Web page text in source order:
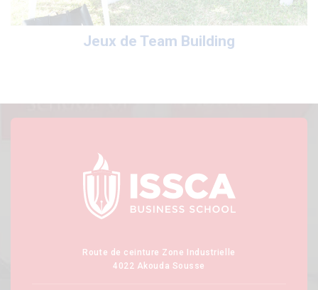
Jeux de Team Building
Route de ceinture Zone Industrielle
4022 Akouda Sousse